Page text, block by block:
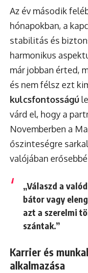
Az év második
hónapokban, a
stabilitás és
harmonikus
már jobban érted,
és nem félsz ezt
kulcsfontosságú
várd el, hogy a
Novemberben a
őszinteségre
valójában
„Válaszd a
bátor vagy
azt a szerelmi
szántak.”
Karrier és
alkalmazása